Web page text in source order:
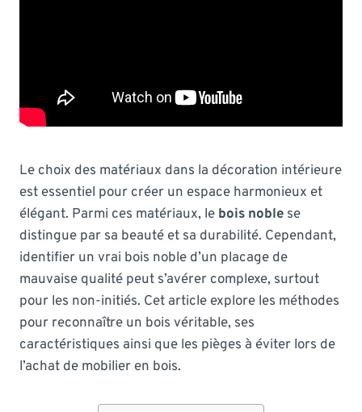
Le choix des matériaux dans la décoration intérieure
est essentiel pour créer un espace harmonieux et
élégant. Parmi ces matériaux, le bois noble se
distingue par sa beauté et sa durabilité. Cependant,
identifier un vrai bois noble d’un placage de
mauvaise qualité peut s’avérer complexe, surtout
pour les non-initiés. Cet article explore les méthodes
pour reconnaître un bois véritable, ses
caractéristiques ainsi que les pièges à éviter lors de
l’achat de mobilier en bois.